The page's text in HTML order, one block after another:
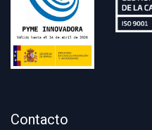
Contacto